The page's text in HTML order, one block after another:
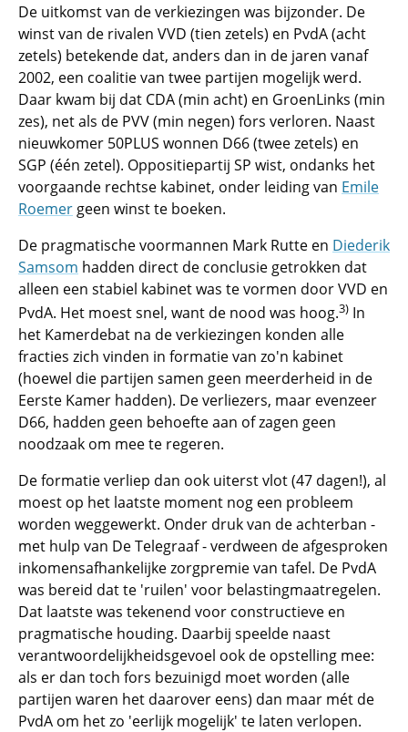
De uitkomst van de verkiezingen was bijzonder. De
winst van de rivalen VVD (tien zetels) en PvdA (acht
zetels) betekende dat, anders dan in de jaren vanaf
2002, een coalitie van twee partijen mogelijk werd.
Daar kwam bij dat CDA (min acht) en GroenLinks (min
zes), net als de PVV (min negen) fors verloren. Naast
nieuwkomer 50PLUS wonnen D66 (twee zetels) en
SGP (één zetel). Oppositiepartij SP wist, ondanks het
voorgaande rechtse kabinet, onder leiding van Emile
Roemer geen winst te boeken.
De pragmatische voormannen Mark Rutte en Diederik
Samsom hadden direct de conclusie getrokken dat
alleen een stabiel kabinet was te vormen door VVD en
PvdA. Het moest snel, want de nood was hoog.3) In
het Kamerdebat na de verkiezingen konden alle
fracties zich vinden in formatie van zo'n kabinet
(hoewel die partijen samen geen meerderheid in de
Eerste Kamer hadden). De verliezers, maar evenzeer
D66, hadden geen behoefte aan of zagen geen
noodzaak om mee te regeren.
De formatie verliep dan ook uiterst vlot (47 dagen!), al
moest op het laatste moment nog een probleem
worden weggewerkt. Onder druk van de achterban -
met hulp van De Telegraaf - verdween de afgesproken
inkomens­afhankelijke zorgpremie van tafel. De PvdA
was bereid dat te 'ruilen' voor belastingmaatregelen.
Dat laatste was tekenend voor constructieve en
pragmatische houding. Daarbij speelde naast
verantwoordelijkheidsgevoel ook de opstelling mee:
als er dan toch fors bezuinigd moet worden (alle
partijen waren het daarover eens) dan maar mét de
PvdA om het zo 'eerlijk mogelijk' te laten verlopen.